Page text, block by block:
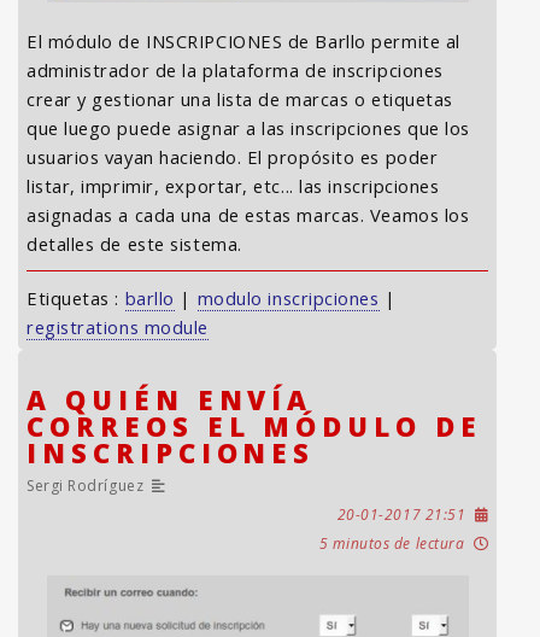
El módulo de INSCRIPCIONES de Barllo permite al
administrador de la plataforma de inscripciones
crear y gestionar una lista de marcas o etiquetas
que luego puede asignar a las inscripciones que los
usuarios vayan haciendo. El propósito es poder
listar, imprimir, exportar, etc... las inscripciones
asignadas a cada una de estas marcas. Veamos los
detalles de este sistema.
Etiquetas : barllo | modulo inscripciones |
registrations module
A QUIÉN ENVÍA
CORREOS EL MÓDULO DE
INSCRIPCIONES
Sergi Rodríguez
20-01-2017 21:51
5 minutos de lectura